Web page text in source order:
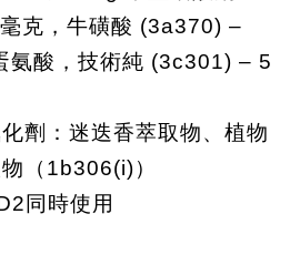
克，牛磺酸 (3a370) –
氨酸，技術純 (3c301) – 5
劑：迷迭香萃取物、植物
（1b306(i)）
同時使用